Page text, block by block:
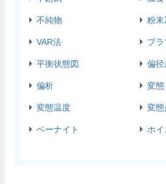
不純物 粉末
VAR法 プ
平衡状態図 偏径
偏析 変態
変態温度 変態
ベーナイト ホイ